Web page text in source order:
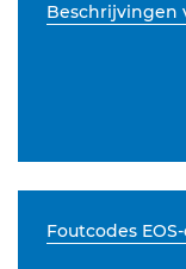
Beschrijvingen
Foutcodes